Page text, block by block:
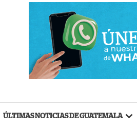
ÚLTIMAS NOTICIAS DE GUATEMALA